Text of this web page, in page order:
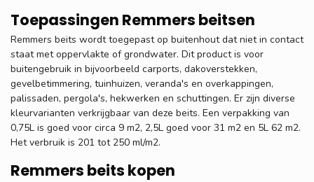
Toepassingen Remmers beitsen
Remmers beits wordt toegepast op buitenhout dat niet in contact
staat met oppervlakte of grondwater. Dit product is voor
buitengebruik in bijvoorbeeld carports, dakoverstekken,
gevelbetimmering, tuinhuizen, veranda's en overkappingen,
palissaden, pergola's, hekwerken en schuttingen. Er zijn diverse
kleurvarianten verkrijgbaar van deze beits. Een verpakking van
0,75L is goed voor circa 9 m2, 2,5L goed voor 31 m2 en 5L 62 m2.
Het verbruik is 201 tot 250 ml/m2.
Remmers beits kopen